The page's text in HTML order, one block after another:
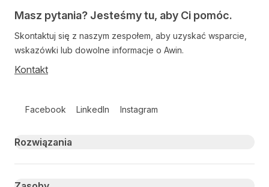
Masz pytania? Jesteśmy tu, aby Ci pomóc.
Skontaktuj się z naszym zespołem, aby uzyskać wsparcie,
wskazówki lub dowolne informacje o Awin.
Kontakt
Facebook LinkedIn Instagram
Primary footer navigation
Rozwiązania